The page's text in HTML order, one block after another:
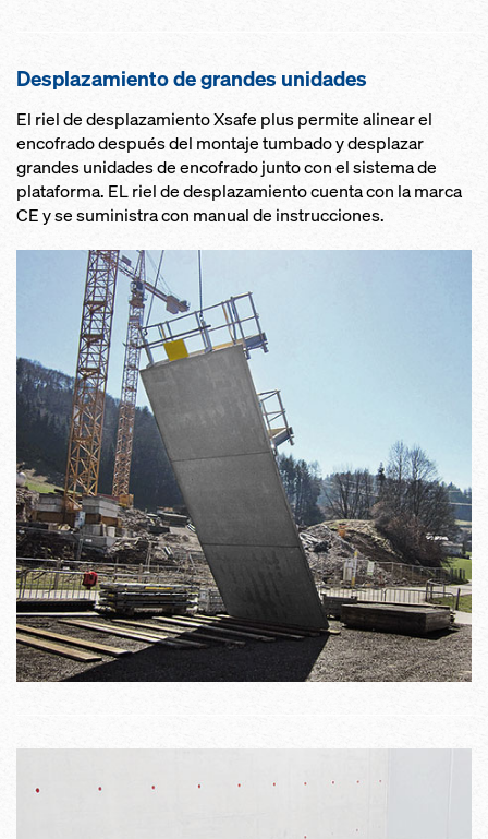
Desplazamiento de grandes unidades
El riel de desplazamiento Xsafe plus permite alinear el
encofrado después del montaje tumbado y desplazar
grandes unidades de encofrado junto con el sistema de
plataforma. EL riel de desplazamiento cuenta con la marca
CE y se suministra con manual de instrucciones.